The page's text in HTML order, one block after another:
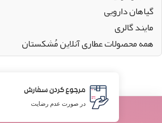
گیاهان دارویی
مایند گالری
همه محصولات عطاری آنلاین مُشکستان
مرجوع کردن سفارش
در صورت عدم رضایت